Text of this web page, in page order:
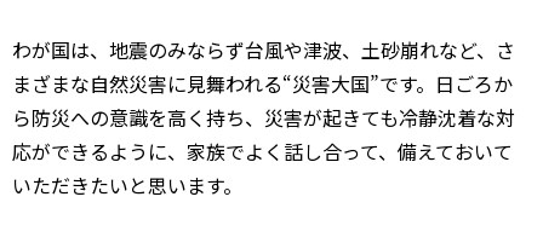
わが国は、地震のみならず台風や津波、土砂崩れなど、さ
まざまな自然災害に見舞われる“災害大国”です。日ごろか
ら防災への意識を高く持ち、災害が起きても冷静沈着な対
応ができるように、家族でよく話し合って、備えておいて
いただきたいと思います。